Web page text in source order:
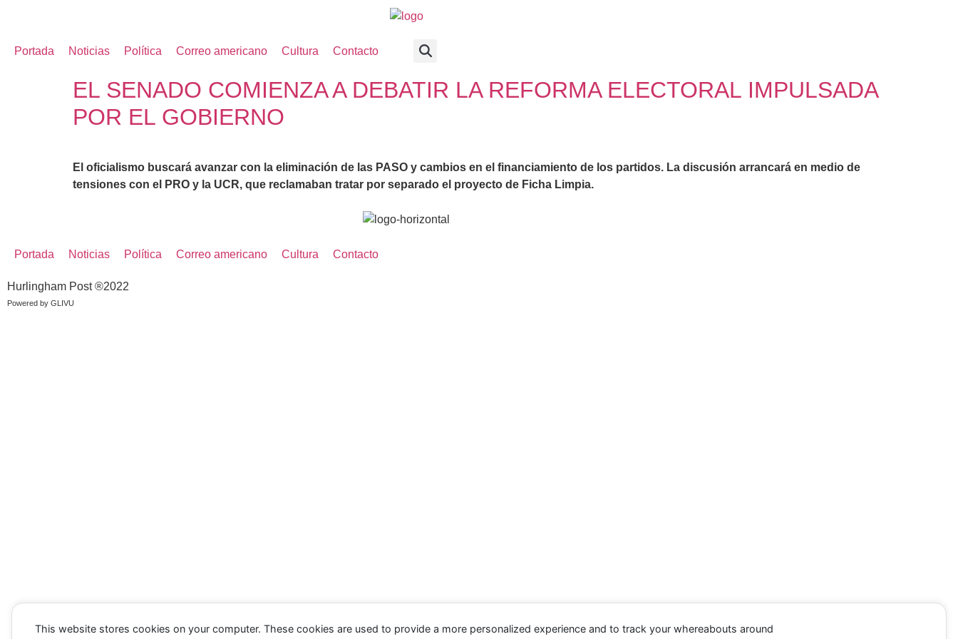
Portada Noticias Política Correo americano Cultura Contacto
EL SENADO COMIENZA A DEBATIR LA REFORMA ELECTORAL IMPULSADA
POR EL GOBIERNO
El oficialismo buscará avanzar con la eliminación de las PASO y cambios en el financiamiento de los partidos. La discusión arrancará en medio de
tensiones con el PRO y la UCR, que reclamaban tratar por separado el proyecto de Ficha Limpia.
Portada Noticias Política Correo americano Cultura Contacto
Hurlingham Post ®2022
Powered by GLIVU
This website stores cookies on your computer. These cookies are used to provide a more personalized experience and to track your whereabouts around